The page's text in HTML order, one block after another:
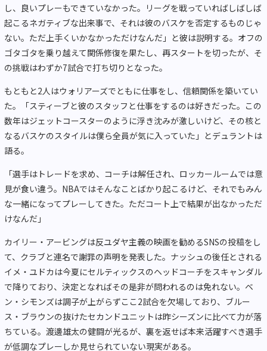
し、良いプレーもできていなかった。リーグを戦っていればしばしば
起こるネガティブな出来事で、それは彼のバスケを否定するものじゃ
ない。ただ上手くいかなかっただけなんだ」と彼は説明する。オフの
ゴタゴタを乗り越えて関係修復を果たし、再スタートを切ったが、そ
の挑戦はわずか7試合で打ち切りとなった。
もともと2人はウォリアーズでともに仕事をし、信頼関係を築いてい
た。「スティーブと彼のスタッフと仕事をするのは好きだった。この
数年はジェットコースターのように浮き沈みが激しいけど、その核と
なるバスケのスタイルは僕ら全員が気に入っていた」とデュラントは
語る。
「選手はトレードを求め、コーチは解任され、ロッカールームでは意
見が食い違う。NBAではそんなことばかり起こるけど、それでもみん
な一緒になってプレーしてきた。ただコート上で結果が出なかっただ
けなんだ」
カイリー・アービングは反ユダヤ主義の映画を勧めるSNSの投稿をし
て、クラブと連名で謝罪の声明を発表した。ナッシュの後任とされる
イメ・ユドカは今夏にセルティックスのヘッドコーチをスキャンダル
で降りており、決定となればその是非が問われるのは免れない。ベ
ン・シモンズは調子が上がらずここ2試合を欠場しており、ブルー
ス・ブラウンの抜けたセカンドユニットは昨シーズンに比べて力が落
ちている。渡邊雄太の健闘が光るが、裏を返せば本来活躍すべき選手
が低調なプレーしか見せられていない現実がある。